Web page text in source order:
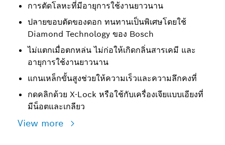
การตัดโลหะที่มีอายุการใช้งานยาวนาน
ปลายขอบตัดของดอก ทนทานเป็นพิเศษโดยใช้
Diamond Technology ของ Bosch
ไม่แตกเมื่อตกหล่น ไม่ก่อให้เกิดกลิ่นสารเคมี และ
อายุการใช้งานยาวนาน
แกนเหล็กขั้นสูงช่วยให้ความเร็วและความลึกคงที่
กดคลิกด้วย X-Lock หรือใช้กับเครื่องเจียแบบเอียงที่
มีน็อตและเกลียว
View more